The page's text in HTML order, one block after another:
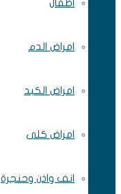
اطفال
امراض الدم
امراض الكبد
امراض كلى
انف واذن وحنجرة